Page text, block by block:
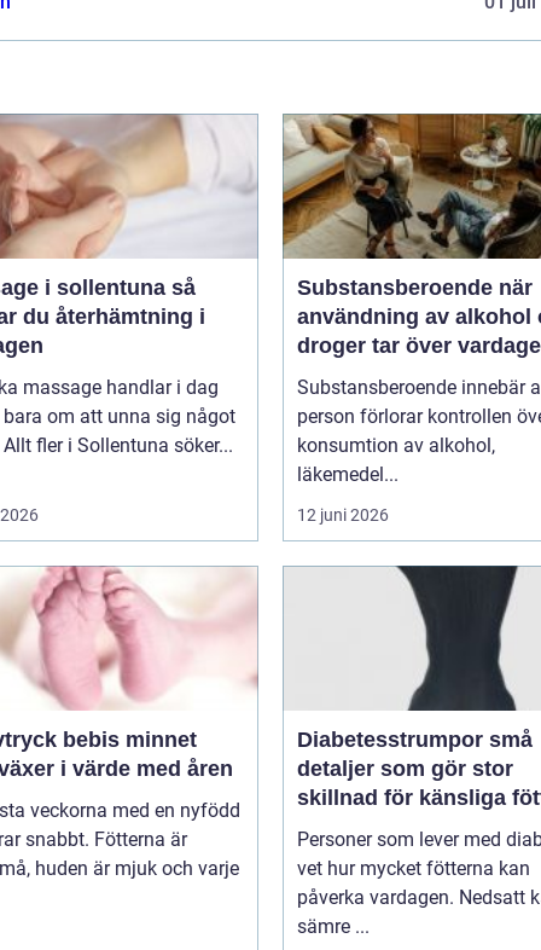
i sollentuna så
du återhämtning i
massage handlar i dag
om att unna sig något
fler i Sollentuna söker...
Substansberoende när
användning av alkohol
droger tar över
Substansberoende innebär
person förlorar kontrollen
konsumtion av alkohol,
läkemedel...
12 juni 2026
bebis minnet
i värde med åren
veckorna med en nyfödd
snabbt. Fötterna är
huden är mjuk och varje
Diabetesstrumpor små
detaljer som gör stor
skillnad för känsliga
Personer som lever med
vet hur mycket fötterna kan
påverka vardagen. Nedsatt
sämre ...